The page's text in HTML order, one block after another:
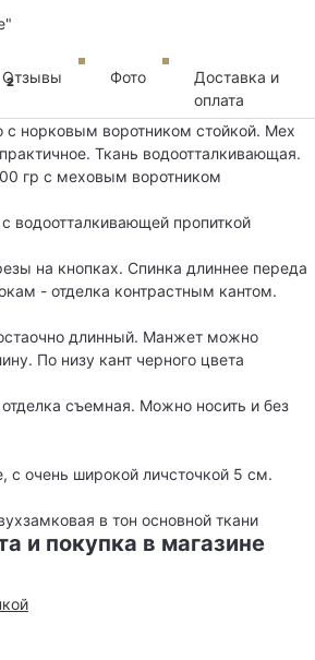
Отзывы
2 Фото
Доставка и
оплата
с норковым воротником стойкой. Мех
Ткань водоотталкивающая.
гр с меховым воротником
водоотталкивающей пропиткой
на кнопках. Спинка длиннее переда
- отделка контрастным кантом.
длинный. Манжет можно
По низу кант черного цвета
съемная. Можно носить и без
с очень широкой личсточкой 5 см.
в тон основной ткани
и покупка в магазине